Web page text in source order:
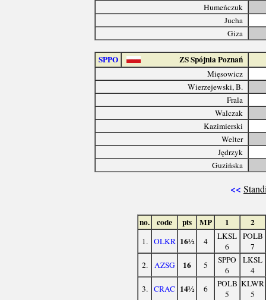
Humeńczuk
Jucha
Giza
SPPO ZS Spójnia Poznań
Mięsowicz
Wierzejewski, B.
Frala
Walczak
Kazimierski
Welter
Jędrzyk
Guzińska
<<
no. code pts MP 1 2
1. OLKR 16½ 4
LKSL
6
POLB
7
2.
AZSG 16 5
SPPO
6
LKSL
4
3. CRAC 14½ 6
POLB
5
KLWR
5